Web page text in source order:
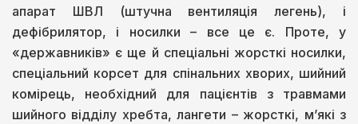
апарат ШВЛ (штучна вентиляція легень), і
дефібрилятор, і носилки – все це є. Проте, у
«державників» є ще й спеціальні жорсткі носилки,
спеціальний корсет для спінальних хворих, шийний
комірець, необхідний для пацієнтів з травмами
шийного відділу хребта, лангети – жорсткі, м’які з